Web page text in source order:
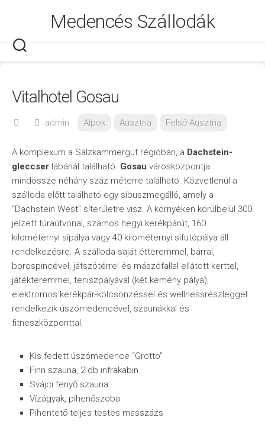
Medencés Szállodák
Vitalhotel Gosau
admin Alpok Ausztria Felső-Ausztria
A komplexum a Salzkammergut régióban, a Dachstein-
gleccser lábánál található. Gosau városközpontja
mindössze néhány száz méterre található. Közvetlenül a
szálloda előtt található egy síbuszmegálló, amely a
“Dachstein West” síterületre visz. A környéken körülbelül 300
jelzett túraútvonal, számos hegyi kerékpárút, 160
kilométernyi sípálya vagy 40 kilométernyi sífutópálya áll
rendelkezésre. A szálloda saját étteremmel, bárral,
borospincével, játszótérrel és mászófallal ellátott kerttel,
játékteremmel, teniszpályával (két kemény pálya),
elektromos kerékpár-kölcsönzéssel és wellnessrészleggel
rendelkezik úszómedencével, szaunákkal és
fitneszközponttal.
Kis fedett úszómedence “Grotto”
Finn szauna, 2 db infrakabin
Svájci fenyő szauna
Vízágyak, pihenőszoba
Pihentető teljes testes masszázs